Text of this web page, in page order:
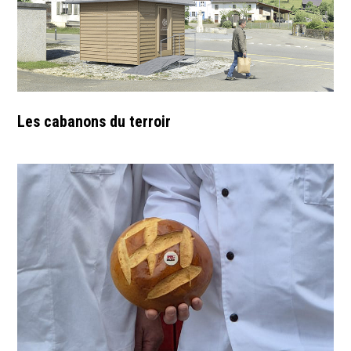
Les cabanons du terroir